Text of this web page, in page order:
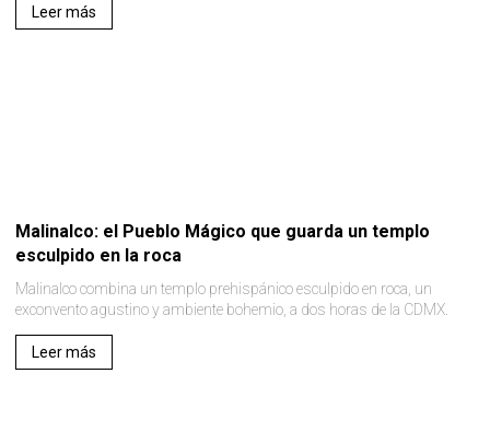
Leer más
Malinalco: el Pueblo Mágico que guarda un templo
esculpido en la roca
Malinalco combina un templo prehispánico esculpido en roca, un
exconvento agustino y ambiente bohemio, a dos horas de la CDMX.
Leer más